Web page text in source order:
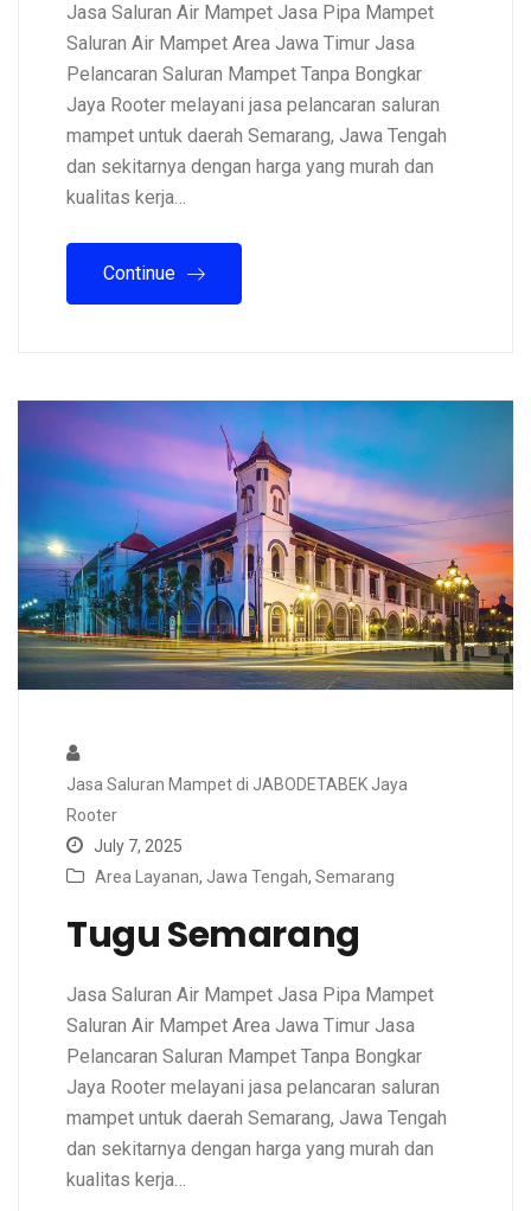
Jasa Saluran Air Mampet Jasa Pipa Mampet
Saluran Air Mampet Area Jawa Timur Jasa
Pelancaran Saluran Mampet Tanpa Bongkar
Jaya Rooter melayani jasa pelancaran saluran
mampet untuk daerah Semarang, Jawa Tengah
dan sekitarnya dengan harga yang murah dan
kualitas kerja…
Continue
Jasa Saluran Mampet di JABODETABEK Jaya
Rooter
July 7, 2025
Area Layanan, Jawa Tengah, Semarang
Tugu Semarang
Jasa Saluran Air Mampet Jasa Pipa Mampet
Saluran Air Mampet Area Jawa Timur Jasa
Pelancaran Saluran Mampet Tanpa Bongkar
Jaya Rooter melayani jasa pelancaran saluran
mampet untuk daerah Semarang, Jawa Tengah
dan sekitarnya dengan harga yang murah dan
kualitas kerja…